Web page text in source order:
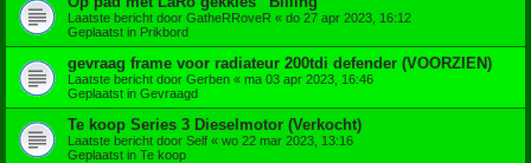
Laatste bericht door GatheRRoveR « do 27 apr 2023, 16:12
Geplaatst in Prikbord
gevraag frame voor radiateur 200tdi defender (VOORZIEN)
Laatste bericht door Gerben « ma 03 apr 2023, 16:46
Geplaatst in Gevraagd
Te koop Series 3 Dieselmotor (Verkocht)
Laatste bericht door Self « wo 22 mar 2023, 13:16
Geplaatst in Te koop